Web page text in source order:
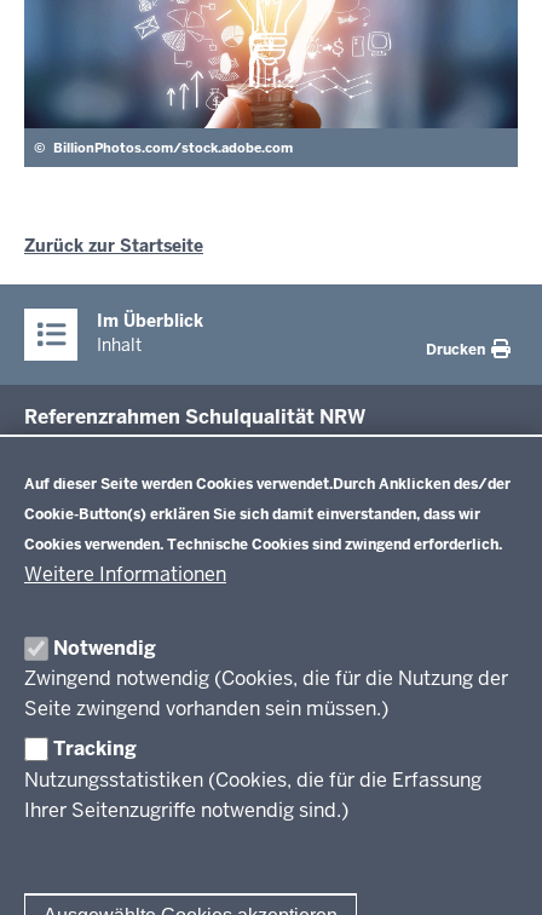
Auf dieser Seite werden Cookies verwendet.Durch Anklicken des/der
Cookie-Button(s) erklären Sie sich damit einverstanden, dass wir
Cookies verwenden. Technische Cookies sind zwingend erforderlich.
Weitere Informationen
Notwendig
Zwingend notwendig (Cookies, die für die Nutzung der
Seite zwingend vorhanden sein müssen.)
Tracking
Nutzungsstatistiken (Cookies, die für die Erfassung
Ihrer Seitenzugriffe notwendig sind.)
© BillionPhotos.com/stock.adobe.com
Zurück zur Startseite
Im Überblick
Inhalt
Drucken
Referenzrahmen Schulqualität NRW
Aktuelles
Online-Unterstützungsportal (OUP)
2.Lehren und Lernen
3.Schulkultur
4.Professionalisierung
6.Rahmenbedingungen und verbindliche Vorgaben
Transferformate
Materialangebot
Kontakt / Über uns